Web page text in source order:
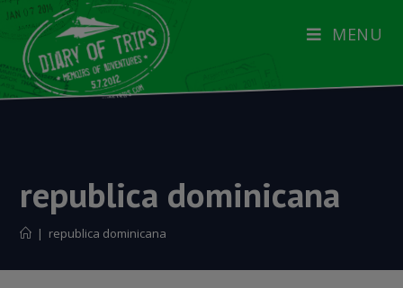
MENU
republica dominicana
| republica dominicana